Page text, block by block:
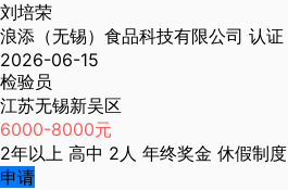
刘培荣
浪添（无锡）食品科技有限公司 认证
2026-06-15
检验员
江苏无锡新吴区
6000-8000元
2年以上 高中 2人 年终奖金 休假制度
申请